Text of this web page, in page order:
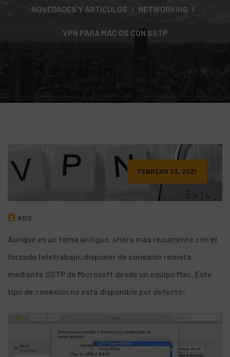
NOVEDADES Y ARTÍCULOS NETWORKING
VPN PARA MAC OS CON SSTP
FEBRERO 23, 2021
KDS
Aunque es un tema antiguo, ahora más recurrente con el
forzado teletrabajo, disponer de conexión remota
mediante SSTP de Microsoft desde un equipo Mac. Este
tipo de conexión no está disponible por defecto: